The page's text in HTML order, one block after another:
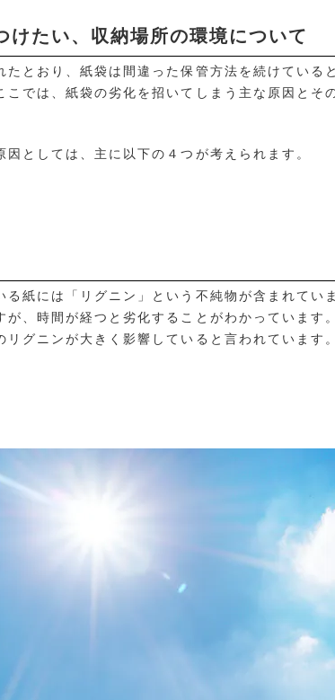
けたい、収納場所の環境について
たとおり、紙袋は間違った保管方法を続けている
こでは、紙袋の劣化を招いてしまう主な原因とそ
因としては、主に以下の４つが考えられます。
る紙には「リグニン」という不純物が含まれてい
が、時間が経つと劣化することがわかっています
リグニンが大きく影響していると言われています。